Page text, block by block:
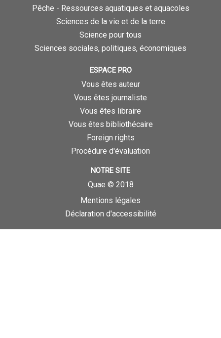
Pêche - Ressources aquatiques et aquacoles
Sciences de la vie et de la terre
Science pour tous
Sciences sociales, politiques, économiques
ESPACE PRO
Vous êtes auteur
Vous êtes journaliste
Vous êtes libraire
Vous êtes bibliothécaire
Foreign rights
Procédure d'évaluation
NOTRE SITE
Quae © 2018
Mentions légales
Déclaration d'accessibilité